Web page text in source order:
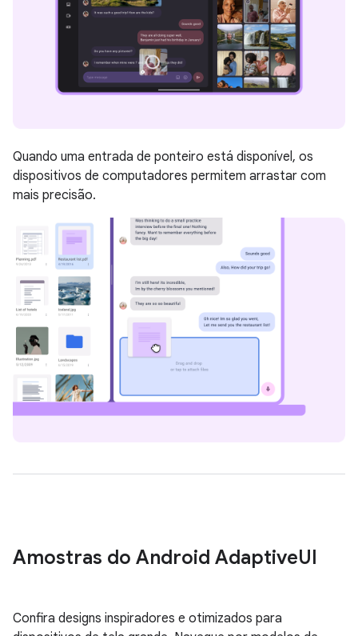
Quando uma entrada de ponteiro está disponível, os
dispositivos de computadores permitem arrastar com
mais precisão.
Amostras do Android AdaptiveUI
Confira designs inspiradores e otimizados para